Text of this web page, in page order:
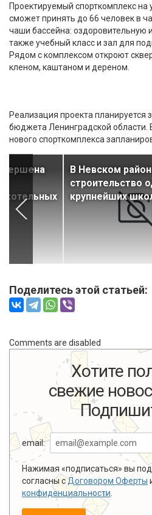
Проектируемый спорткомплекс на
сможет принять до 66 человек в
чаши бассейна: оздоровительную
также учебный класс и зал для
Рядом с комплексом откроют
кленом, каштаном и дереном.
Реализация проекта планируется
бюджета Ленинградской области.
нового спорткомплекса
котельных
В Невском
строительство
крупнейших
Поделитесь этой статьей:
Comments are disabled
Хотите
свежие
email:
Нажимая «подписаться» вы
согласны сДоговором Оферты
конфиденциальности